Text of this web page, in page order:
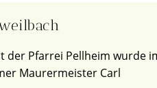
der Pfarrei Pellheim wurde
Maurermeister Carl